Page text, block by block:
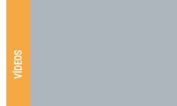
VÍDEOS